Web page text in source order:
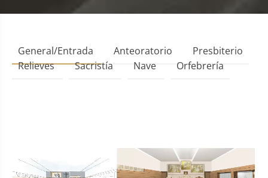
General/Entrada Anteoratorio
Presbiterio
Relieves
Sacristía Nave Orfebrería